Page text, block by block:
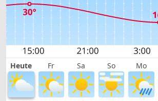
Heute Fr Sa So Mo